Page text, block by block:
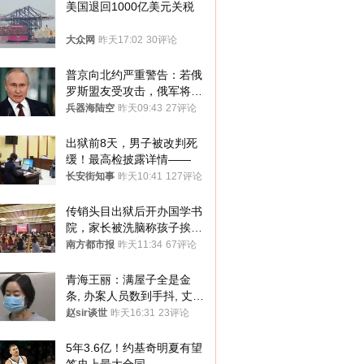
美国退回1000亿美元关税
大众网 昨天17:02 30评论
普京向北约严重警告：若俄
罗斯盟友受攻击，俄军将动
用核武器保护
兵器海陆空 昨天09:43 27评论
出狱前8天，男子被改判死
缓！最高检披露详情——
长安街知事 昨天10:41 127评论
传销头目出狱后开办国学书
院，家长被洗脑称孩子挨打
才有效果
南方都市报 昨天11:34 67评论
青海王丽：满屋子全是金
条, 办案人员数到手抖, 丈夫
受不了提前离场
赵sir谈世 昨天16:31 23评论
5年3.6亿！约基奇明夏有望